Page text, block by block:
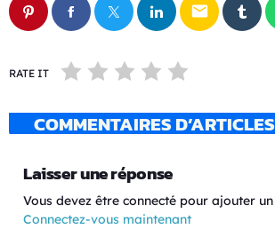
email
RATE IT
COMMENTAIRES
Laisser une réponse
Vous devez être connecté pour ajouter
Connectez-vous maintenant